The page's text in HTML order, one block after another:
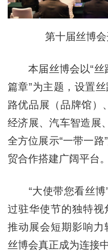
第十届丝博
本届丝博会以“丝
篇章”为主题，设置
路优品展（品牌馆）
经济展、汽车智造展
全方位展示“一带一
贸合作搭建广阔平台。
“大使带您看丝博”
过驻华使节的独特视
推动展会短期影响力
丝博会真正成为连接